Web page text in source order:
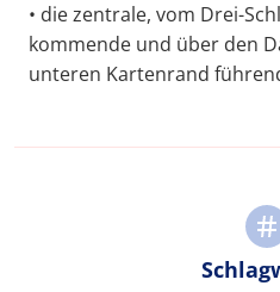
• die zentrale, vom Drei-
kommende und über den
unteren Kartenrand